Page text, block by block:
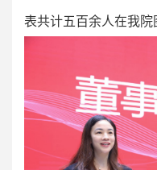
表共计五百余人在我院